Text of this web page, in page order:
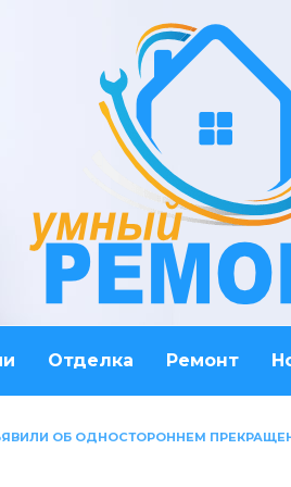
Отделка Ремонт
ОБ ОДНОСТОРОННЕМ